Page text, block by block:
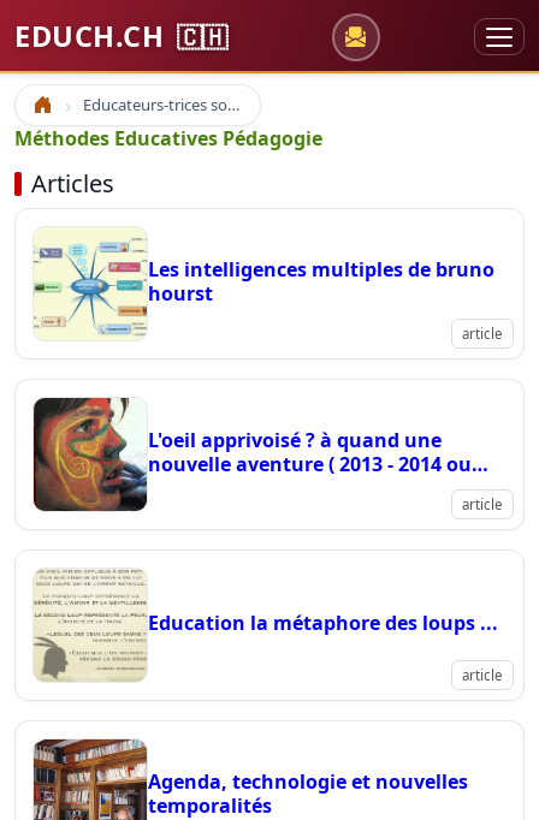
EDUCH.CH 🇨🇭
Accueil Educateurs-trices sociaux
Méthodes Educatives Pédagogie
Articles
Les intelligences multiples de bruno
hourst
article
L'oeil apprivoisé ? à quand une
nouvelle aventure ( 2013 - 2014 ou
article
Education la métaphore des loups ...
article
Agenda, technologie et nouvelles
temporalités